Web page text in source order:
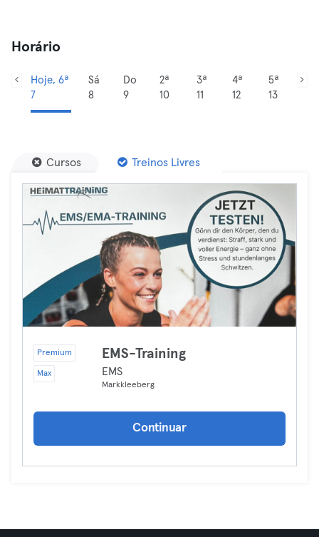
Horário
Hoje, 6ª
7
Sá
8
Do
9
2ª
10
3ª
11
4ª
12
5ª
13
Cursos Treinos Livres
Premium
Max
EMS-Training
EMS
Markkleeberg
Continuar